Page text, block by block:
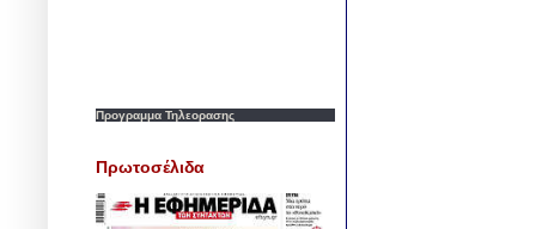
Προγραμμα Τηλεορασης
Πρωτοσέλιδα